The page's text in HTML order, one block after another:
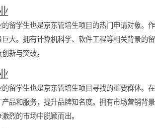
度和理解力，这些都成为他们申请管培生项
留学生是京东管培生项目的主要申请对象
业优势，将所学知识与实际工作经验相结
他们能够更快速地适应公司的业务模式和
业
业的留学生也是京东管培生项目的热门申